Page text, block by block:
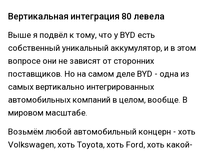
Вертикальная интеграция 80 левела
Выше я подвёл к тому, что у BYD есть
собственный уникальный аккумулятор, и в этом
вопросе они не зависят от сторонних
поставщиков. Но на самом деле BYD - одна из
самых вертикально интегрированных
автомобильных компаний в целом, вообще. В
мировом масштабе.
Возьмём любой автомобильный концерн - хоть
Volkswagen, хоть Toyota, хоть Ford, хоть какой-